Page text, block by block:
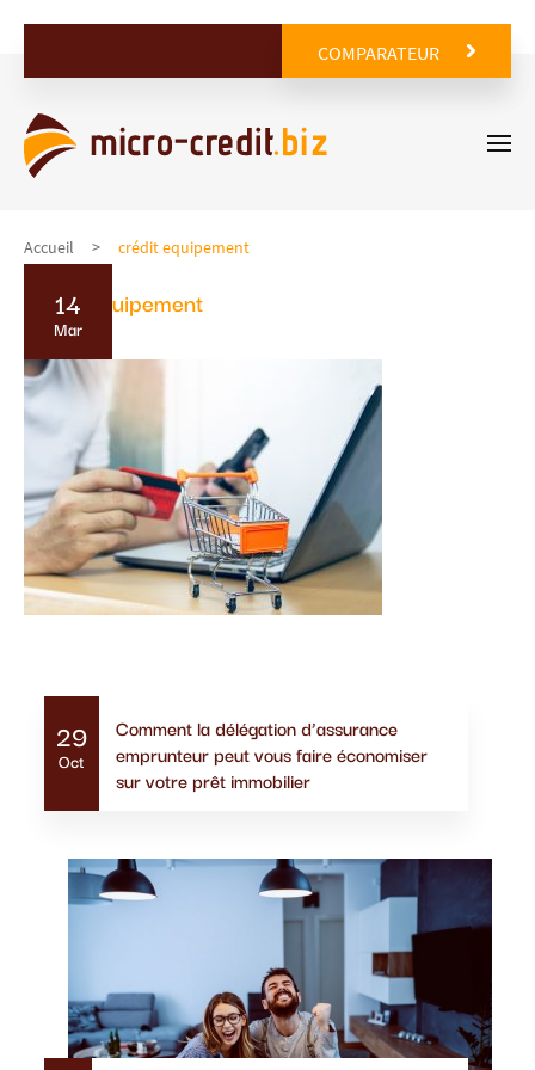
COMPARATEUR
Accueil crédit equipement
crédit equipement
14
Mar
Actualités similaires
29
Oct
Comment la délégation d’assurance
emprunteur peut vous faire économiser
sur votre prêt immobilier